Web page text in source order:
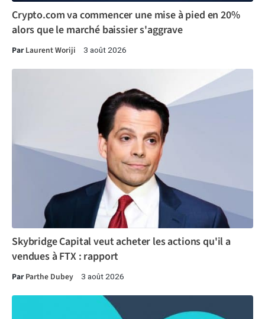
Crypto.com va commencer une mise à pied en 20%
alors que le marché baissier s'aggrave
ParLaurent Woriji 3 août 2026
Skybridge Capital veut acheter les actions qu'il a
vendues à FTX : rapport
ParParthe Dubey 3 août 2026